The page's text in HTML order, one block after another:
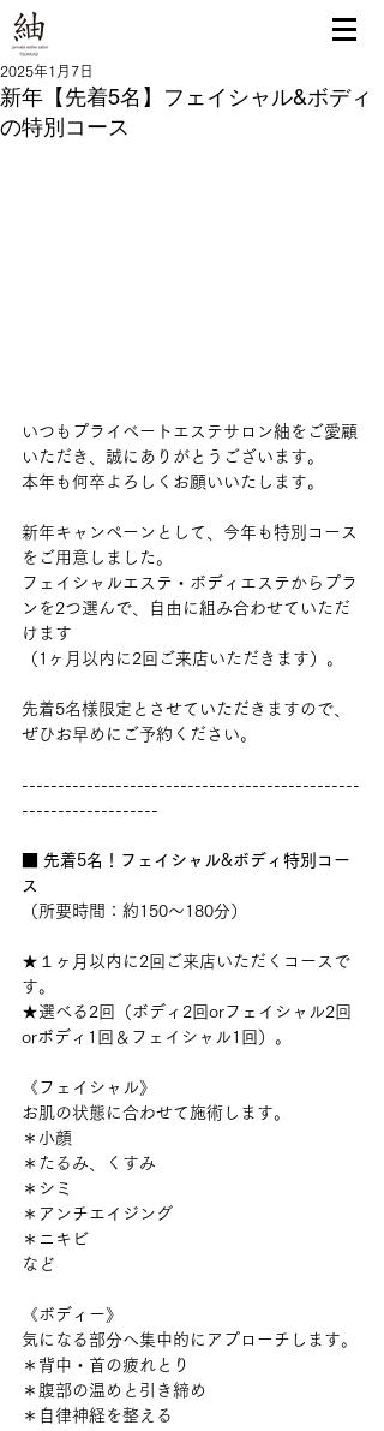
新年【先着5名】フェイシャル&ボディ
の特別コース
2025年1月7日
いつもプライベートエステサロン紬をご愛顧
いただき、誠にありがとうございます。
本年も何卒よろしくお願いいたします。
新年キャンペーンとして、今年も特別コース
をご用意しました。
フェイシャルエステ・ボディエステからプラ
ンを2つ選んで、自由に組み合わせていただ
けます
（1ヶ月以内に2回ご来店いただきます）。
先着5名様限定とさせていただきますので、
ぜひお早めにご予約ください。
-----------------------------------------------
-------------------
先着5名！フェイシャル&ボディ特別コー
ス
（所要時間：約150〜180分）
★１ヶ月以内に2回ご来店いただくコースで
す。
★選べる2回（ボディ2回orフェイシャル2回
orボディ1回＆フェイシャル1回）。
《フェイシャル》
お肌の状態に合わせて施術します。
＊小顔
＊たるみ、くすみ
＊シミ
＊アンチエイジング
＊ニキビ
など
《ボディー》
気になる部分へ集中的にアプローチします。
＊背中・首の疲れとり
＊腹部の温めと引き締め
＊自律神経を整える